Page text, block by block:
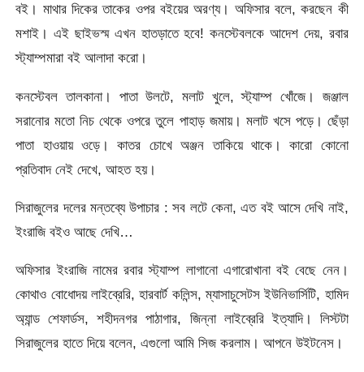
বই। মাথার দিকের তাকের ওপর বইয়ের অরণ্য। অফিসার বলে, করছেন কী
মশাই। এই ছাইভস্ম এখন হাতড়াতে হবে! কনস্টেবলকে আদেশ দেয়, রবার
স্ট্যাম্পমারা বই আলাদা করো।
কনস্টেবল তালকানা। পাতা উলটে, মলাট খুলে, স্ট্যাম্প খোঁজে। জঞ্জাল
সরানোর মতো নিচ থেকে ওপরে তুলে পাহাড় জমায়। মলাট খসে পড়ে। ছেঁড়া
পাতা হাওয়ায় ওড়ে। কাতর চোখে অঞ্জন তাকিয়ে থাকে। কারো কোনো
প্রতিবাদ নেই দেখে, আহত হয়।
সিরাজুলের দলের মন্তব্যে উপাচার : সব লটে কেনা, এত বই আসে দেখি নাই,
ইংরাজি বইও আছে দেখি…
অফিসার ইংরাজি নামের রবার স্ট্যাম্প লাগানো এগারোখানা বই বেছে নেন।
কোথাও বোধোদয় লাইব্রেরি, হারবার্ট কলিন্স, ম্যাসাচুসেটস ইউনিভার্সিটি, হামিদ
অ্যান্ড শেফার্ডস, শহীদনগর পাঠাগার, জিন্না লাইব্রেরি ইত্যাদি। লিস্টটা
সিরাজুলের হাতে দিয়ে বলেন, এগুলো আমি সিজ করলাম। আপনে উইটনেস।